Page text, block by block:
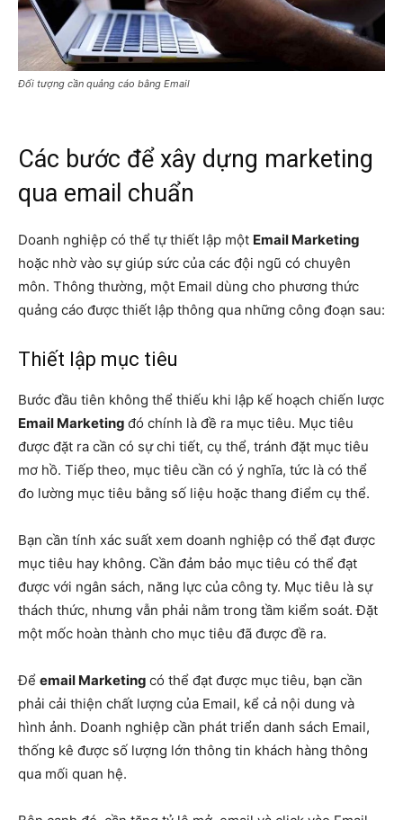
Đối tượng cần quảng cáo bằng Email
Các bước để xây dựng marketing
qua email chuẩn
Doanh nghiệp có thể tự thiết lập một Email Marketing
hoặc nhờ vào sự giúp sức của các đội ngũ có chuyên
môn. Thông thường, một Email dùng cho phương thức
quảng cáo được thiết lập thông qua những công đoạn sau:
Thiết lập mục tiêu
Bước đầu tiên không thể thiếu khi lập kế hoạch chiến lược
Email Marketing đó chính là đề ra mục tiêu. Mục tiêu
được đặt ra cần có sự chi tiết, cụ thể, tránh đặt mục tiêu
mơ hồ. Tiếp theo, mục tiêu cần có ý nghĩa, tức là có thể
đo lường mục tiêu bằng số liệu hoặc thang điểm cụ thể.
Bạn cần tính xác suất xem doanh nghiệp có thể đạt được
mục tiêu hay không. Cần đảm bảo mục tiêu có thể đạt
được với ngân sách, năng lực của công ty. Mục tiêu là sự
thách thức, nhưng vẫn phải nằm trong tầm kiểm soát. Đặt
một mốc hoàn thành cho mục tiêu đã được đề ra.
Để email Marketing có thể đạt được mục tiêu, bạn cần
phải cải thiện chất lượng của Email, kể cả nội dung và
hình ảnh. Doanh nghiệp cần phát triển danh sách Email,
thống kê được số lượng lớn thông tin khách hàng thông
qua mối quan hệ.